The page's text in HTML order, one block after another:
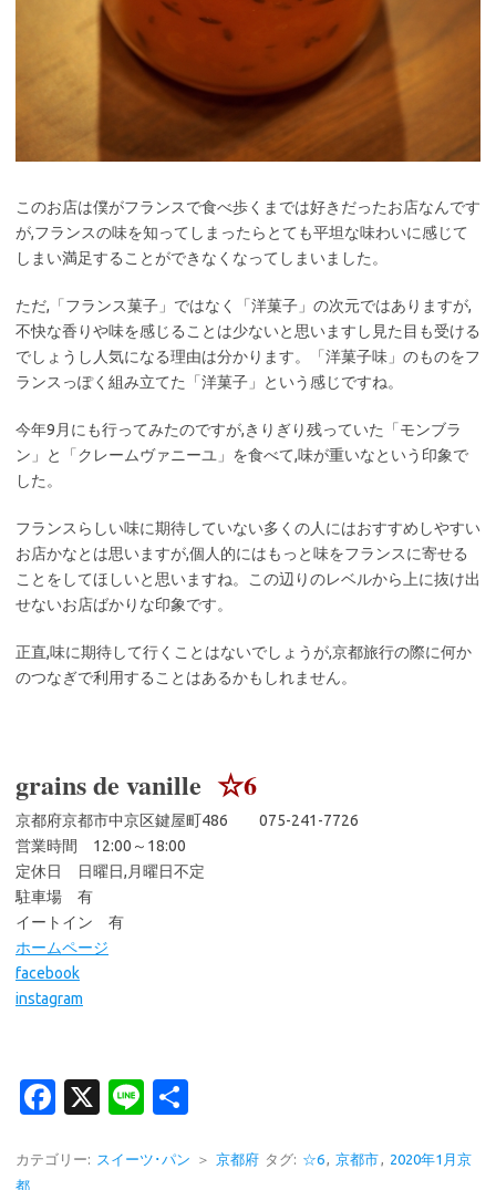
このお店は僕がフランスで食べ歩くまでは好きだったお店なんです
が,フランスの味を知ってしまったらとても平坦な味わいに感じて
しまい満足することができなくなってしまいました。
ただ,「フランス菓子」ではなく「洋菓子」の次元ではありますが,
不快な香りや味を感じることは少ないと思いますし見た目も受ける
でしょうし人気になる理由は分かります。「洋菓子味」のものをフ
ランスっぽく組み立てた「洋菓子」という感じですね。
今年9月にも行ってみたのですが,きりぎり残っていた「モンブラ
ン」と「クレームヴァニーユ」を食べて,味が重いなという印象で
した。
フランスらしい味に期待していない多くの人にはおすすめしやすい
お店かなとは思いますが,個人的にはもっと味をフランスに寄せる
ことをしてほしいと思いますね。この辺りのレベルから上に抜け出
せないお店ばかりな印象です。
正直,味に期待して行くことはないでしょうが,京都旅行の際に何か
のつなぎで利用することはあるかもしれません。
grains de vanille ☆6
京都府京都市中京区鍵屋町486 075-241-7726
営業時間 12:00～18:00
定休日 日曜日,月曜日不定
駐車場 有
イートイン 有
ホームページ
facebook
instagram
Fa
e
X
Li
e
カテゴリー: スイーツ･パン ＞ 京都府 タグ: ☆6, 京都市, 2020年1月京
都